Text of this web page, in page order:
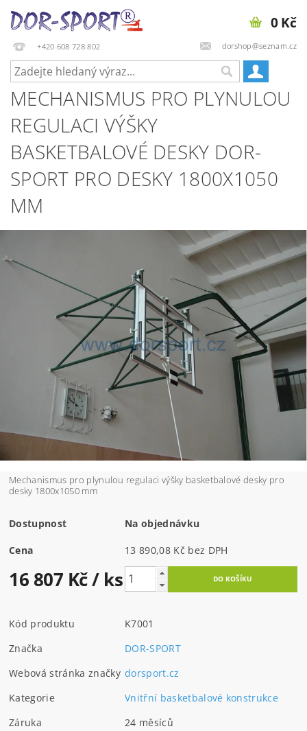
+420 608 728 802 dorshop@seznam.cz
0 Kč
MECHANISMUS PRO PLYNULOU
REGULACI VÝŠKY
BASKETBALOVÉ DESKY DOR-
SPORT PRO DESKY 1800X1050
MM
Mechanismus pro plynulou regulaci výšky basketbalové desky pro
desky 1800x1050 mm
Dostupnost Na objednávku
Cena 13 890,08 Kč bez DPH
16 807 Kč/ ks
Kód produktu
K7001
Značka
DOR-SPORT
Webová stránka značky dorsport.cz
Kategorie
Vnitřní basketbalové konstrukce
Záruka
24 měsíců